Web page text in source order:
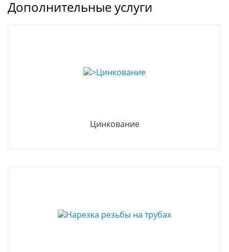
Дополнительные услуги
Цинкование